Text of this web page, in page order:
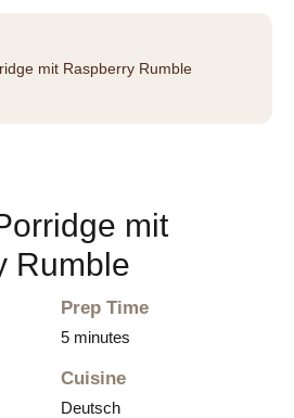
mit Raspberry Rumble
mit
Rumble
Prep Time
5 minutes
Cuisine
Deutsch